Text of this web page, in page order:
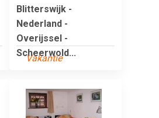
Blitterswijk -
Nederland -
Overijssel -
Scheerwold...
Vakantie